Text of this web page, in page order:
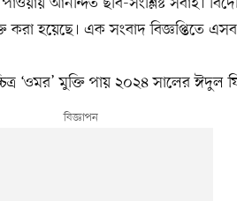
করা হয়েছে। এক সংবাদ বিজ্ঞপ্তিতে
‘ওমর’ মুক্তি পায় ২০২৪ সালের ঈদুল